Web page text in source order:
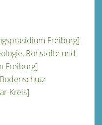
Freiburg]
Rohstoffe und
Freiburg]
Kreis]